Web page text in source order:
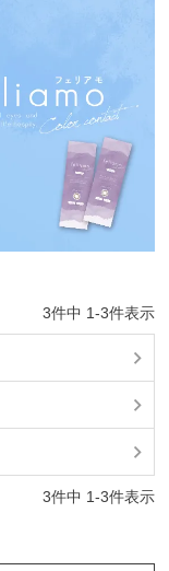
3件中 1-3件表示
3件中 1-3件表示